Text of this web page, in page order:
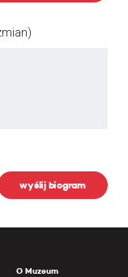
wyślij biogram
O Muzeum